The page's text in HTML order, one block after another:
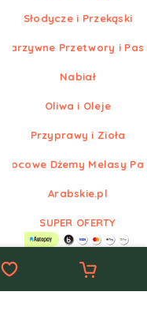
Słodycze i Przekąski
Warzywne Przetwory i
Nabiał
Oliwa i Oleje
Przyprawy i Zioła
Owocowe Dżemy Melasy
Arabskie.pl
SUPER OFERTY
Arabskie.pl